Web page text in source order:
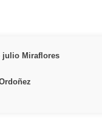
julio Miraflores